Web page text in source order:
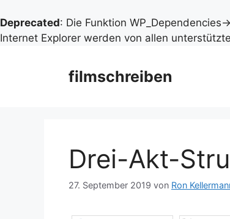
Deprecated: Die Funktion
Internet Explorer werden von allen
filmschreiben
Drei-Akt-
27. September 2019 von Ron